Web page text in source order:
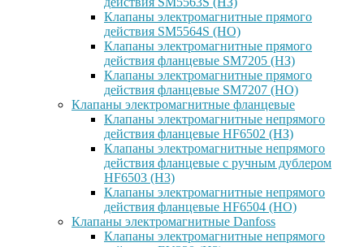
Клапаны электромагнитные прямого
действия SM5564S (НО)
Клапаны электромагнитные прямого
действия фланцевые SM7205 (НЗ)
Клапаны электромагнитные прямого
действия фланцевые SM7207 (НО)
Клапаны электромагнитные фланцевые
Клапаны электромагнитные непрямого
действия фланцевые HF6502 (НЗ)
Клапаны электромагнитные непрямого
действия фланцевые с ручным дублером
HF6503 (Н3)
Клапаны электромагнитные непрямого
действия фланцевые HF6504 (НО)
Клапаны электромагнитные Danfoss
Клапаны электромагнитные непрямого